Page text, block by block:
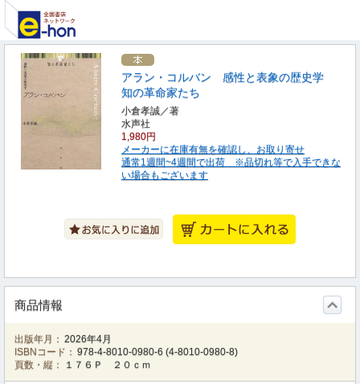
アラン・コルバン 感性と表象の歴史学
知の革命家たち
小倉孝誠／著
水声社
1,980円
メーカーに在庫有無を確認し、お取り寄せ
通常1週間~4週間で出荷 ※品切れ等で入手できな
い場合もございます
商品情報
出版年月： 2026年4月
ISBNコード： 978-4-8010-0980-6 (4-8010-0980-8)
頁数・縦：
１７６Ｐ ２０ｃｍ